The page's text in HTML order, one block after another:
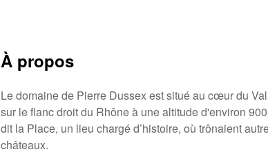
À propos
Le domaine de Pierre Dussex est situé au cœur du
sur le flanc droit du Rhône à une altitude d'environ
dit la Place, un lieu chargé d’histoire, où trônaient
châteaux.